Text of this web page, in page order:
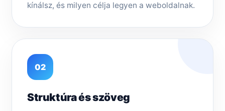
kínálsz, és milyen célja legyen a weboldalnak.
02
Struktúra és szöveg